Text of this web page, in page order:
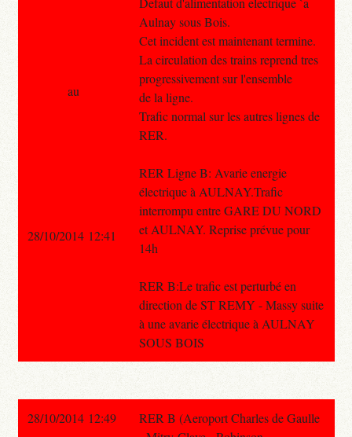
Aulnay sous Bois.
Cet incident est maintenant termine.
La circulation des trains reprend tres
progressivement sur l'ensemble
de la ligne.
Trafic normal sur les autres lignes de
RER.
RER Ligne B: Avarie energie
électrique à AULNAY.Trafic
interrompu entre GARE DU NORD
et AULNAY. Reprise prévue pour
14h
RER B:Le trafic est perturbé en
direction de ST REMY - Massy suite
à une avarie électrique à AULNAY
SOUS BOIS
au
28/10/2014 12:41
28/10/2014 12:49
RER B (Aeroport Charles de Gaulle